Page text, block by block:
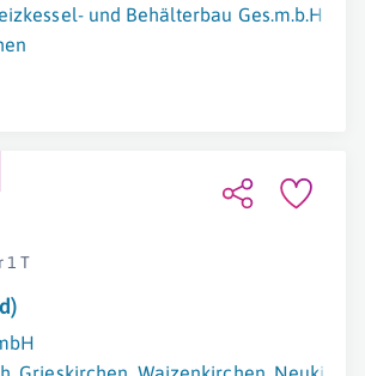
und Behälterbau Ges.m.b.H.
1 T